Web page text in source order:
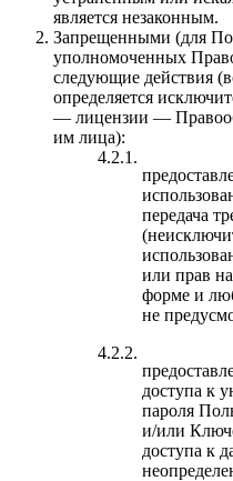
является незаконным.
Запрещенными (для
уполномоченных
следующие действия
определяется
— лицензии —
им лица):
4.2.1.
передача
или прав
форме и
не
4.2.2.
доступа к
пароля
и/или
доступа к